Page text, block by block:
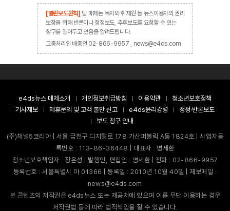
[열린보도원칙] 당 매체는 독자와 취재원 등 뉴스이용자의 권리
보장을 위해 반론이나 정정보도, 추후보도를 요청할 수 있는
창구를 열어두고 있음을 알려드립니다.
고충처리인 배종인 02-866-9957 , news@e4ds.com
e4ds뉴스 매체소개 개인정보취급방침 이용약관
청소년보호정책
기사제보
제휴문의 및 고객 불만 신고 e4ds윤리강령
정정·반론보도
보도 청구 안내
(주)채널5코리아 | 서울 금천구 디지털로 178 가산퍼블릭 A동 1824호 | 사업자등
록번호 : 113-86-36448 | 대표자 : 명세환
청소년보호책임자 : 장은성 | 발행인, 편집인 : 명세환 | 전화 : 02-866-9957
등록번호 : 서울특별시 아 01366 | 등록일 : 2010년 10월 40일 | 제보메일 :
news@e4ds.com
본 콘텐츠의 저작권은 e4ds뉴스 또는 제공처에 있으며 이를 무단 이용하는 경우
저작권법 등에 따라 법적책임을 질 수 있습니다.